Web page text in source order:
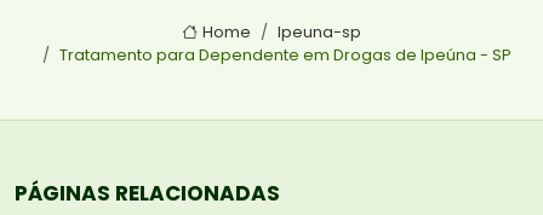
Home
Ipeuna-sp
Tratamento para Dependente em Drogas de Ipeúna - SP
PÁGINAS RELACIONADAS